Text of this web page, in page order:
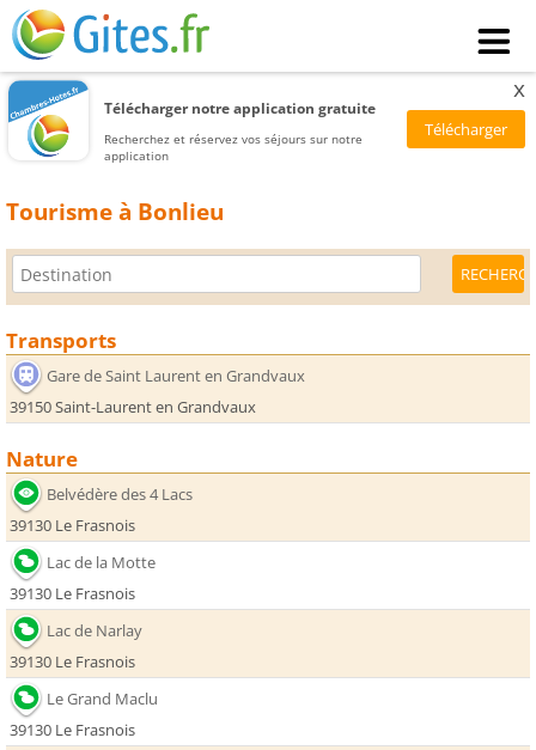
Télécharger notre application gratuite
Recherchez et réservez vos séjours sur notre
application
x
Tourisme à Bonlieu
Transports
Gare de Saint Laurent en Grandvaux
39150 Saint-Laurent en Grandvaux
Nature
Belvédère des 4 Lacs
39130 Le Frasnois
Lac de la Motte
39130 Le Frasnois
Lac de Narlay
39130 Le Frasnois
Le Grand Maclu
39130 Le Frasnois